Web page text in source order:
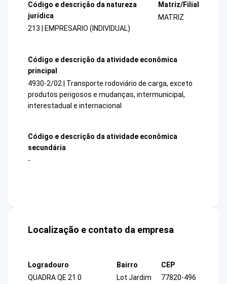
Código e descrição da natureza
jurídica
213 | EMPRESARIO (INDIVIDUAL)
Matriz/Filial
MATRIZ
Código e descrição da atividade econômica
principal
4930-2/02 | Transporte rodoviário de carga, exceto
produtos perigosos e mudanças, intermunicipal,
interestadual e internacional
Código e descrição da atividade econômica
secundária
-
Localização e contato da empresa
Logradouro
QUADRA QE 21 0
Bairro
Lot Jardim
CEP
77820-496